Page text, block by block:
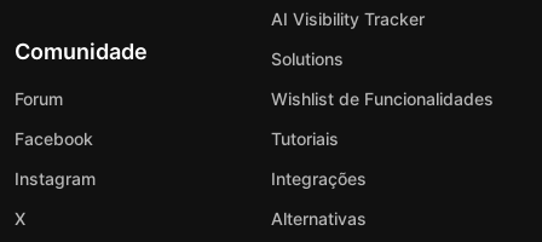
Comunidade
Forum
Facebook
Instagram
X
AI Visibility Tracker
Solutions
Wishlist de Funcionalidades
Tutoriais
Integrações
Alternativas